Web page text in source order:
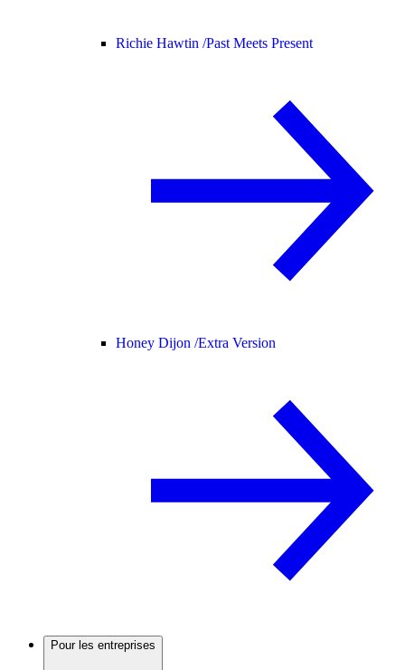
Richie Hawtin /Past Meets Present
Honey Dijon /Extra Version
Pour les entreprises